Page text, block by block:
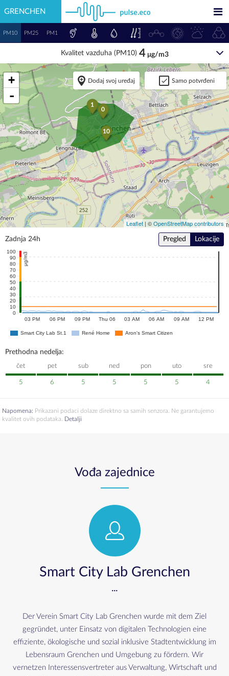
GRENCHEN
0
1
10
+
-
Dodaj svoj uređaj Samo potvrđeni
Leaflet | ©OpenStreetMap contributors
PM10 PM25 PM1
Kvalitet vazduha (PM10) 4μg/m3
Zadnja 24h Pregled Lokacije
03 PM 06 PM 09 PM Thu 06 03 AM 06 AM 09 AM 12 PM
0
10
20
30
40
50
60
70
80
90
100 μg/m3
Smart City Lab St.1 René Home Aron's Smart Citizen
Prethodna nedelja:
čet pet sub ned pon uto sre
5 6 5 5 5 5 4
Napomena: Prikazani podaci dolaze direktno sa samih senzora. Ne garantujemo
kvalitet ovih podataka.
Detalji
Vođa zajednice
Smart City Lab Grenchen
...
Der Verein Smart City Lab Grenchen wurde mit dem Ziel
gegründet, unter Einsatz von digitalen Technologien eine
effiziente, ökologische und sozial inklusive Stadtentwicklung im
Lebensraum Grenchen und Umgebung zu fördern. Wir
vernetzen Interessensvertreter aus Verwaltung, Wirtschaft und